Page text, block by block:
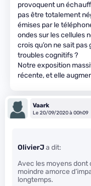
provoquent un
pas être totalement
émises par le
ondes sur les cellules
crois qu’on ne sait
troubles cognitifs ?
Notre exposition
récente, et elle
Vaark
Le 20/09/2020 à 00h09
OlivierJa dit:
Avec les moyens dont
moindre amorce
longtemps.